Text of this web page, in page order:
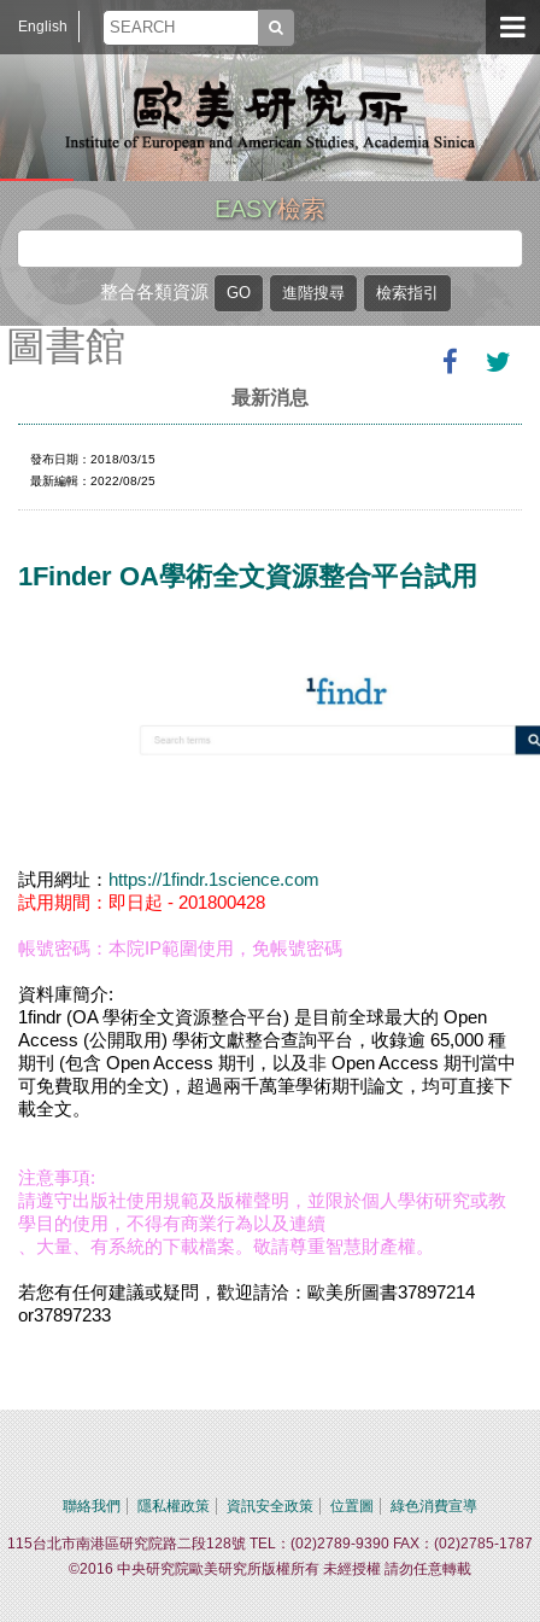
English
EASY檢索
整合各類資源
圖書館
最新消息
發布日期：2018/03/15
最新編輯：2022/08/25
1Finder OA學術全文資源整合平台試用
試用網址： https://1findr.1science.com
試用期間：即日起 - 201800428
帳號密碼：本院IP範圍使用，免帳號密碼
資料庫簡介:
1findr (OA 學術全文資源整合平台) 是目前全球最大的 Open
Access (公開取用) 學術文獻整合查詢平台，收錄逾 65,000 種
期刊 (包含 Open Access 期刊，以及非 Open Access 期刊當中
可免費取用的全文)，超過兩千萬筆學術期刊論文，均可直接下
載全文。
注意事項:
請遵守出版社使用規範及版權聲明，並限於個人學術研究或教
學目的使用，不得有商業行為以及連續
、大量、有系統的下載檔案。敬請尊重智慧財產權。
若您有任何建議或疑問，歡迎請洽：歐美所圖書37897214
or37897233
聯絡我們 隱私權政策 資訊安全政策 位置圖 綠色消費宣導
115台北市南港區研究院路二段128號 TEL：(02)2789-9390 FAX：(02)2785-1787
©2016 中央研究院歐美研究所版權所有 未經授權 請勿任意轉載